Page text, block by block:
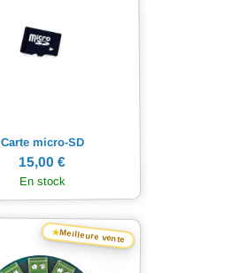
Carte micro-SD
15,00 €
En stock
★Meilleure vente